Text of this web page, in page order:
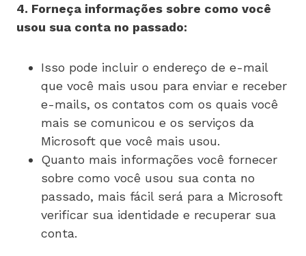
4. Forneça informações sobre como você
usou sua conta no passado:
Isso pode incluir o endereço de e-mail
que você mais usou para enviar e receber
e-mails, os contatos com os quais você
mais se comunicou e os serviços da
Microsoft que você mais usou.
Quanto mais informações você fornecer
sobre como você usou sua conta no
passado, mais fácil será para a Microsoft
verificar sua identidade e recuperar sua
conta.